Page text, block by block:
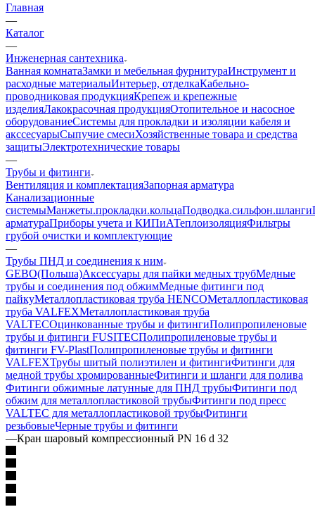
Главная
—
Каталог
—
Инженерная сантехника
Ванная комнатаЗамки и мебельная фурнитураИнструмент и
расходные материалыИнтерьер, отделкаКабельно-
проводниковая продукцияКрепеж и крепежные
изделияЛакокрасочная продукцияОтопительное и насосное
оборудованиеСистемы для прокладки и изоляции кабеля и
акссесуарыСыпучие смесиХозяйственные товара и средства
защитыЭлектротехнические товары
—
Трубы и фитинги
Вентиляция и комплектацияЗапорная арматура
Канализационные
системыМанжеты.прокладки.кольцаПодводка.сильфон.шланги
арматураПриборы учета и КИПиАТеплоизоляцияФильтры
грубой очистки и комплектующие
—
Трубы ПНД и соединения к ним
GEBO(Польша)Аксессуары для пайки медных трубМедные
трубы и соединения под обжимМедные фитинги под
пайкуМеталлопластиковая труба HENCOМеталлопластиковая
труба VALFEXМеталлопластиковая труба
VALTECОцинкованные трубы и фитингиПолипропиленовые
трубы и фитинги FUSITECПолипропиленовые трубы и
фитинги FV-PlastПолипропиленовые трубы и фитинги
VALFEXТрубы шитый полиэтилен и фитингиФитинги для
медной трубы хромированныеФитинги и шланги для полива
Фитинги обжимные латунные для ПНД трубыФитинги под
обжим для металлопластиковой трубыФитинги под пресс
VALTEC для металлопластиковой трубыФитинги
резьбовыеЧерные трубы и фитинги
—Кран шаровый компрессионный PN 16 d 32